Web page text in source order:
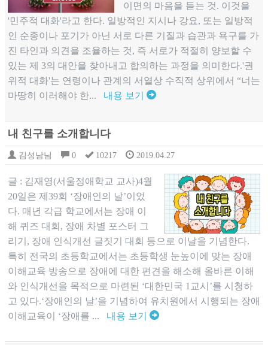
이면의 마음을 듣는 것. 이것을
'민주적 대화'라고 한다. 일방적인 지시나 강요, 또는 일방적
인 순종이나 포기가 아닌 서로 다른 기질과 습관과 욕구를 가
진 타인과 의견을 조율하는 것, 즉 서로가 적절히 양보할 수
있는 제 3의 대안을 찾아내고 합의하는 과정을 의미한다.'권
위적 대화'는 연령이나 관계의 서열상 수직적 상위에서 “너는
마땅히 이러해야 한... 내용 보기
내 친구를 소개합니다
김성남님 0 10217 2019.04.27
글 : 김재영(서울정애학교 교사)4월
20일은 제39회 ‘장애인의 날’이었
다. 매년 각급 학교에서는 장애 이
해 퀴즈 대회, 장애 차별 포스터 그
리기, 장애 인식개선 글짓기 대회 등으로 이날을 기념한다.
특히 전국의 초등학교에서는 초등학생 눈높이에 맞는 장애
이해교육 방송으로 장애에 대한 편견을 해소해 올바른 이해
와 인식개선을 목적으로 마련된 ‘대한민국 1교시’를 시청하
고 있다.‘장애인의 날’을 기념하여 유치원에서 시행되는 장애
이해교육이 ‘장애를 ... 내용 보기